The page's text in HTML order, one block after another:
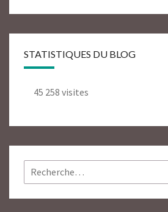
STATISTIQUES DU BLOG
45 258 visites
Rechercher :